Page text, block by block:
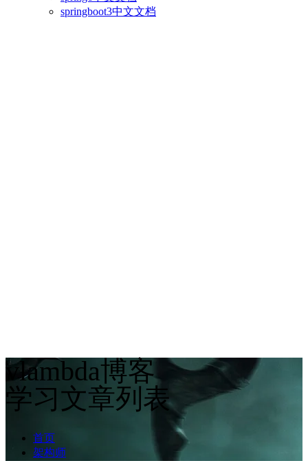
springboot3中文文档
vlambda博客
学习文章列表
首页
架构师